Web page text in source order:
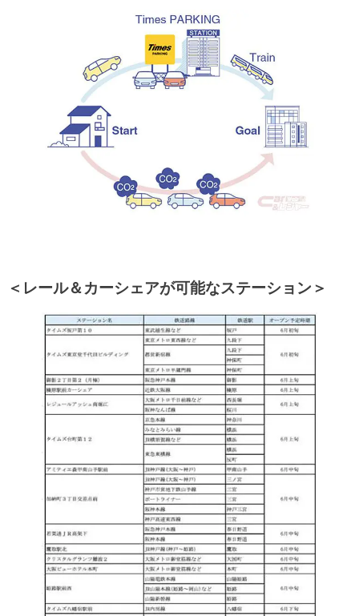
＜レール＆カーシェアが可能なステーション＞